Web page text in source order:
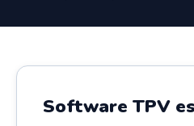
Software TPV